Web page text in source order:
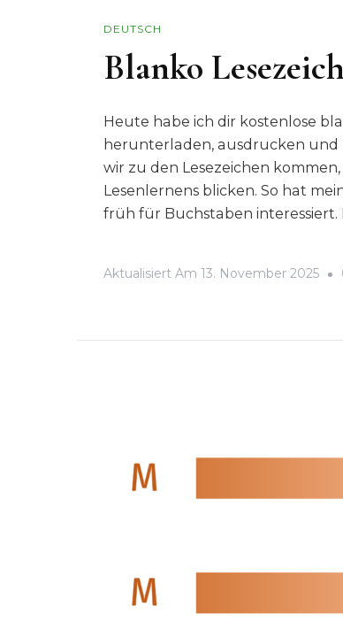
DEUTSCH
Blanko
Heute habe ich dir kostenlose
herunterladen, ausdrucken und
wir zu den Lesezeichen
Lesenlernens blicken. So hat
früh für Buchstaben interessiert.
Aktualisiert Am 13. November 2025